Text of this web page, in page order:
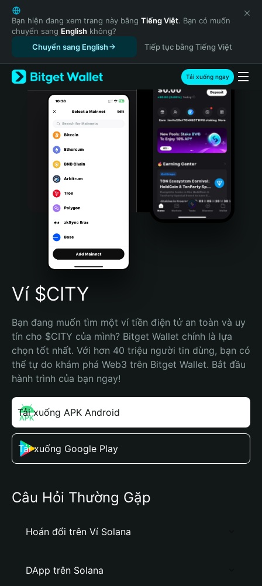
English
日本語
Tiếng Việt
Русский
Español (Latinoamérica)
Türkçe
Italiano
Português (Portugal)
Bahasa Indonesia
Português (Brasil)
Español (Argentina)
Bạn hiện đang xem trang này bằng Tiếng Việt. Bạn có muốn
chuyển sang English không?
Chuyển sang English
Tiếp tục bằng Tiếng Việt
Tải xuống ngay
Ví $CITY
Bạn đang muốn tìm một ví tiền điện tử an toàn và uy
tín cho $CITY của mình? Bitget Wallet chính là lựa
chọn tốt nhất. Với hơn 40 triệu người tin dùng, bạn có
thể tự do khám phá Web3 trên Bitget Wallet. Bắt đầu
hành trình của bạn ngay!
Tải xuống APK Android
Tải xuống Google Play
Câu Hỏi Thường Gặp
Hoán đổi trên Ví Solana
DApp trên Solana